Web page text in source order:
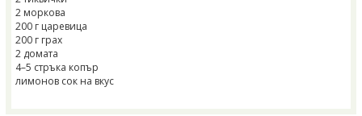
2 моркова
200 г царевица
200 г грах
2 домата
4–5 стръка копър
лимонов сок на вкус